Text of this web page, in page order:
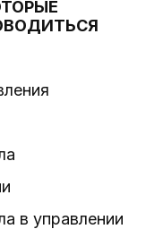
в управлении